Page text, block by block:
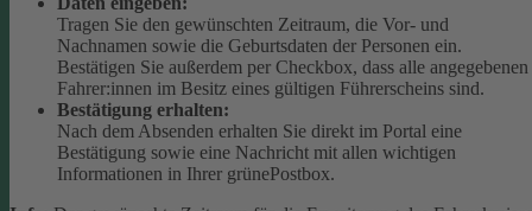
Tragen Sie den gewünschten Zeitraum, die Vor- und
Nachnamen sowie die Geburtsdaten der Personen ein.
Bestätigen Sie außerdem per Checkbox, dass alle angegebenen
Fahrer:innen im Besitz eines gültigen Führerscheins sind.
Bestätigung erhalten:
Nach dem Absenden erhalten Sie direkt im Portal eine
Bestätigung sowie eine Nachricht mit allen wichtigen
Informationen in Ihrer grünePostbox.